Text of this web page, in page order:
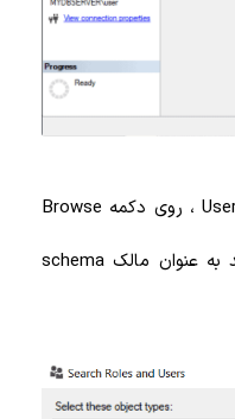
در کادر محاوره ای Search Roles یا User ، روی دکمه Browse
کلیک کنید و کاربری را که می خواهید به عنوان مالک schema